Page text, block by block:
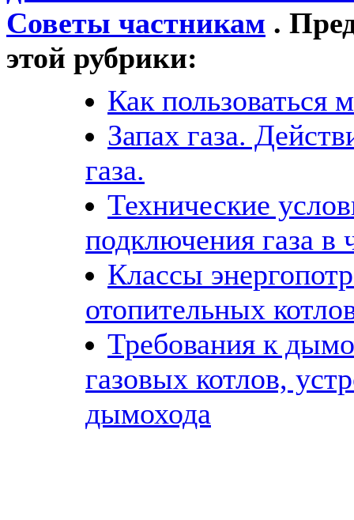
Советы частникам .
этой рубрики:
Как пользоваться
Запах газа.
газа.
Технические
подключения газа в
Классы
отопительных
Требования к
газовых котлов,
дымохода